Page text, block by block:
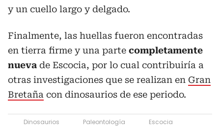
y un cuello largo y delgado.
Finalmente, las huellas fueron encontradas
en tierra firme y una parte completamente
nueva de Escocia, por lo cual contribuiría a
otras investigaciones que se realizan en Gran
Bretaña con dinosaurios de ese periodo.
Dinosaurios Paleontología
Escocia